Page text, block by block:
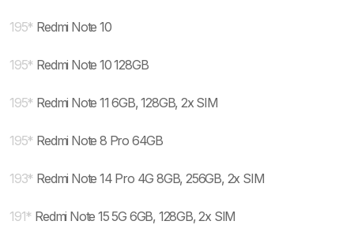
195* Redmi Note 10
195* Redmi Note 10 128GB
195* Redmi Note 11 6GB, 128GB, 2x SIM
195* Redmi Note 8 Pro 64GB
193* Redmi Note 14 Pro 4G 8GB, 256GB, 2x SIM
191* Redmi Note 15 5G 6GB, 128GB, 2x SIM